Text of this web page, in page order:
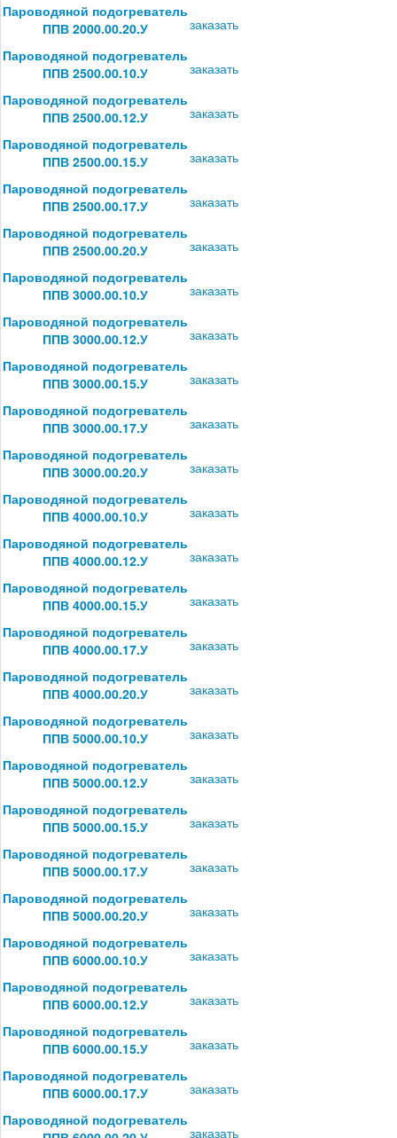
Пароводяной подогреватель
ППВ 2000.00.20.У
заказать
Пароводяной подогреватель
ППВ 2500.00.10.У
заказать
Пароводяной подогреватель
ППВ 2500.00.12.У
заказать
Пароводяной подогреватель
ППВ 2500.00.15.У
заказать
Пароводяной подогреватель
ППВ 2500.00.17.У
заказать
Пароводяной подогреватель
ППВ 2500.00.20.У
заказать
Пароводяной подогреватель
ППВ 3000.00.10.У
заказать
Пароводяной подогреватель
ППВ 3000.00.12.У
заказать
Пароводяной подогреватель
ППВ 3000.00.15.У
заказать
Пароводяной подогреватель
ППВ 3000.00.17.У
заказать
Пароводяной подогреватель
ППВ 3000.00.20.У
заказать
Пароводяной подогреватель
ППВ 4000.00.10.У
заказать
Пароводяной подогреватель
ППВ 4000.00.12.У
заказать
Пароводяной подогреватель
ППВ 4000.00.15.У
заказать
Пароводяной подогреватель
ППВ 4000.00.17.У
заказать
Пароводяной подогреватель
ППВ 4000.00.20.У
заказать
Пароводяной подогреватель
ППВ 5000.00.10.У
заказать
Пароводяной подогреватель
ППВ 5000.00.12.У
заказать
Пароводяной подогреватель
ППВ 5000.00.15.У
заказать
Пароводяной подогреватель
ППВ 5000.00.17.У
заказать
Пароводяной подогреватель
ППВ 5000.00.20.У
заказать
Пароводяной подогреватель
ППВ 6000.00.10.У
заказать
Пароводяной подогреватель
ППВ 6000.00.12.У
заказать
Пароводяной подогреватель
ППВ 6000.00.15.У
заказать
Пароводяной подогреватель
ППВ 6000.00.17.У
заказать
Пароводяной подогреватель
заказать